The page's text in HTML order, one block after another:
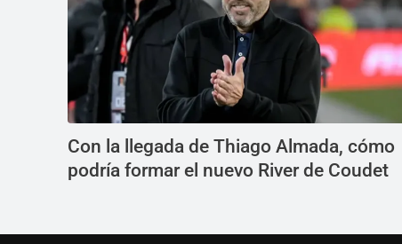
Con la llegada de Thiago Almada, cómo
podría formar el nuevo River de Coudet